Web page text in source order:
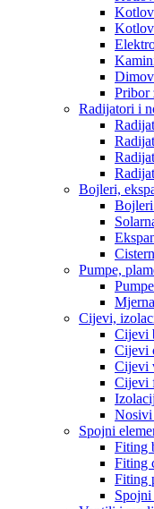
Pribor
Radijatori i
Bojleri,
Pumpe,
Cijevi,
Cijevi
Cijevi
Cijevi
Cijevi
Spojni
Fiting
Fiting
Fiting